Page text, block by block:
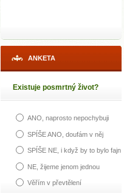
ANKETA
Existuje posmrtný život?
ANO, naprosto nepochybuji
SPÍŠE ANO, doufám v něj
SPÍŠE NE, i když by to bylo fajn
NE, žijeme jenom jednou
Věřím v převtělení